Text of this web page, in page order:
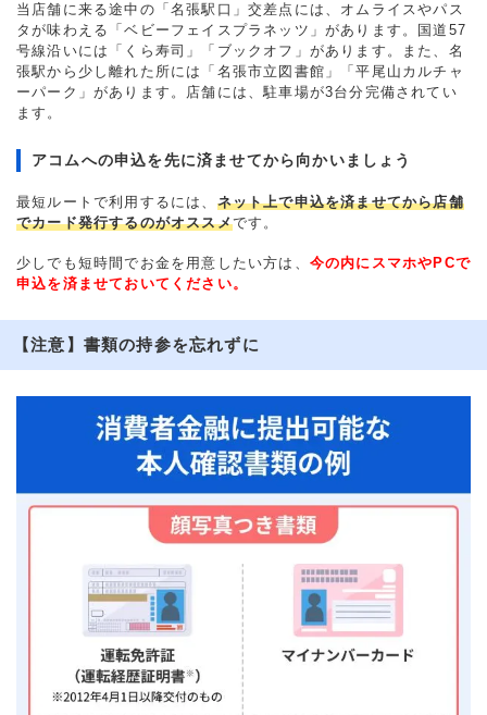
当店舗に来る途中の「名張駅口」交差点には、オムライスやパス
タが味わえる「ベビーフェイスプラネッツ」があります。国道57
号線沿いには「くら寿司」「ブックオフ」があります。また、名
張駅から少し離れた所には「名張市立図書館」「平尾山カルチャ
ーパーク」があります。店舗には、駐車場が3台分完備されてい
ます。
アコムへの申込を先に済ませてから向かいましょう
最短ルートで利用するには、 ネット上で申込を済ませてから店舗
でカード発行するのがオススメです。
少しでも短時間でお金を用意したい方は、 今の内にスマホやPCで
申込を済ませておいてください。
【注意】書類の持参を忘れずに